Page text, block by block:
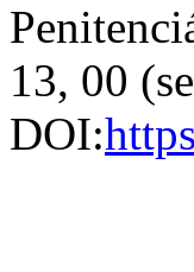
13, 00
DOI: